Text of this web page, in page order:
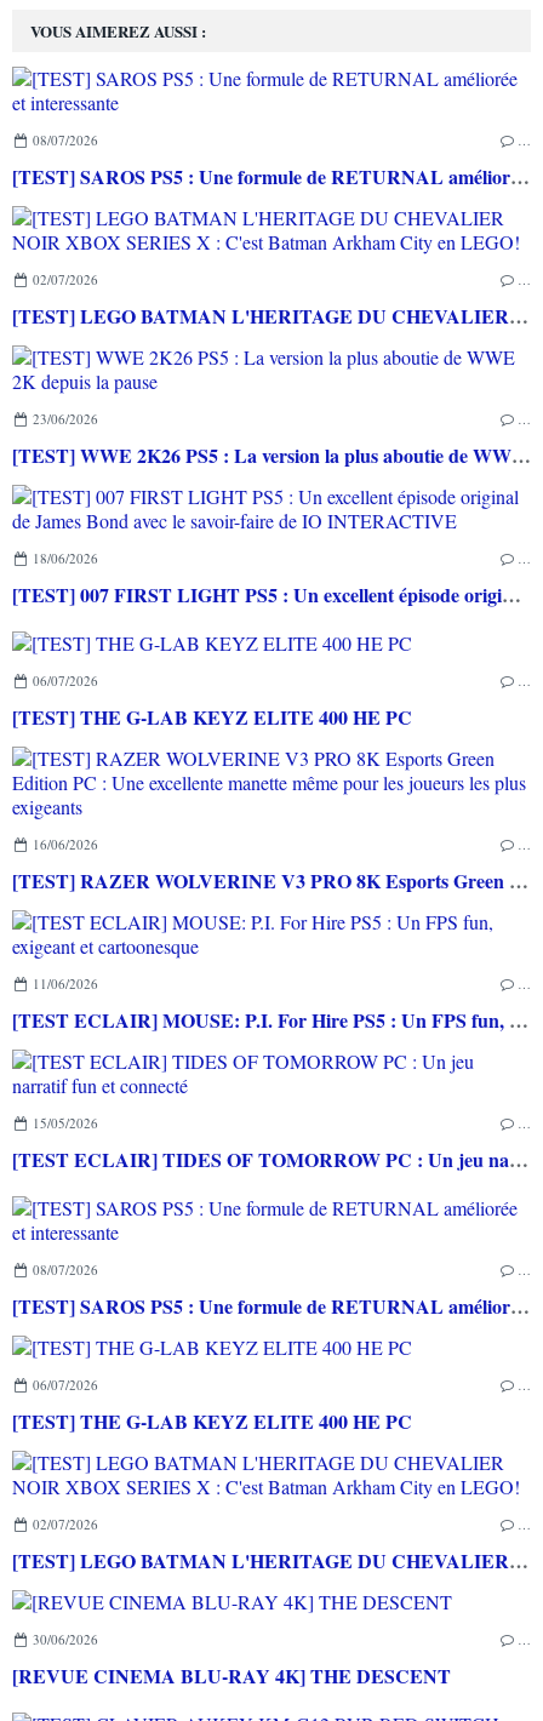
VOUS AIMEREZ AUSSI :
08/07/2026 …
[TEST] SAROS PS5 : Une formule de RETURNAL améliorée et interessante
02/07/2026 …
[TEST] LEGO BATMAN L'HERITAGE DU CHEVALIER NOIR XBOX SERIES X : C'est Batman Arkham City en LEGO!
23/06/2026 …
[TEST] WWE 2K26 PS5 : La version la plus aboutie de WWE 2K depuis la pause
18/06/2026 …
[TEST] 007 FIRST LIGHT PS5 : Un excellent épisode original de James Bond avec le savoir-faire de IO INTERACTIVE
06/07/2026 …
[TEST] THE G-LAB KEYZ ELITE 400 HE PC
16/06/2026 …
[TEST] RAZER WOLVERINE V3 PRO 8K Esports Green Edition PC : Une excellente manette même pour les joueurs les plus exigeants
11/06/2026 …
[TEST ECLAIR] MOUSE: P.I. For Hire PS5 : Un FPS fun, exigeant et cartoonesque
15/05/2026 …
[TEST ECLAIR] TIDES OF TOMORROW PC : Un jeu narratif fun et connecté
08/07/2026 …
[TEST] SAROS PS5 : Une formule de RETURNAL améliorée et interessante
06/07/2026 …
[TEST] THE G-LAB KEYZ ELITE 400 HE PC
02/07/2026 …
[TEST] LEGO BATMAN L'HERITAGE DU CHEVALIER NOIR XBOX SERIES X : C'est Batman Arkham City en LEGO!
30/06/2026 …
[REVUE CINEMA BLU-RAY 4K] THE DESCENT